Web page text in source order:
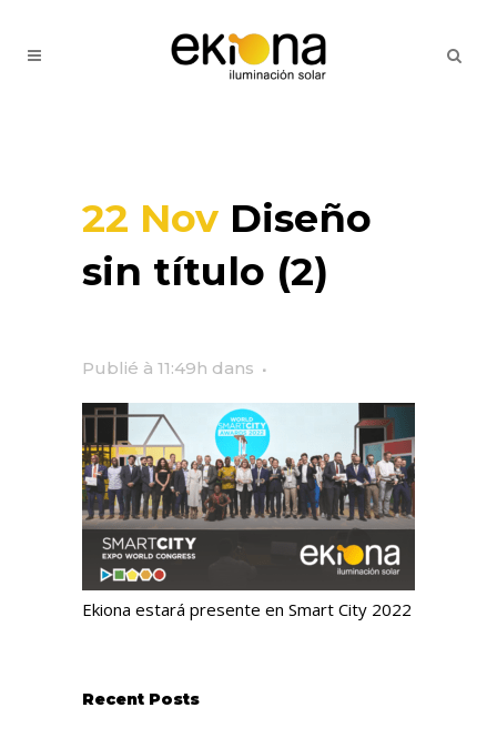
22 Nov Diseño
sin título (2)
Publié à 11:49h dans
Ekiona estará presente en Smart City 2022
Recent Posts